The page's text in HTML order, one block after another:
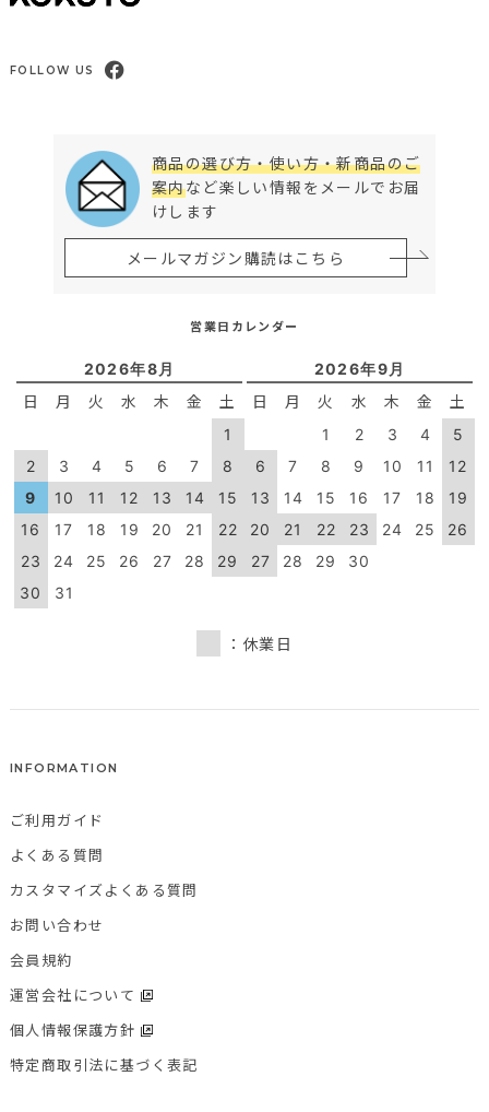
FOLLOW US
商品の選び方・使い方・新商品のご
案内など楽しい情報をメールでお届
けします
メールマガジン購読はこちら
営業日カレンダー
2026年8月
日 月 火 水 木 金 土
1
2
3 4 5 6 7
8
9
10 11 12 13 14
15
16
17 18 19 20 21
22
23
24 25 26 27 28
29
30
31
2026年9月
日 月 火 水 木 金 土
1 2 3 4
5
6
7 8 9 10 11
12
13
14 15 16 17 18
19
20
21 22 23 24 25
26
27
28 29 30
：休業日
INFORMATION
ご利用ガイド
よくある質問
カスタマイズよくある質問
お問い合わせ
会員規約
運営会社について
個人情報保護方針
特定商取引法に基づく表記